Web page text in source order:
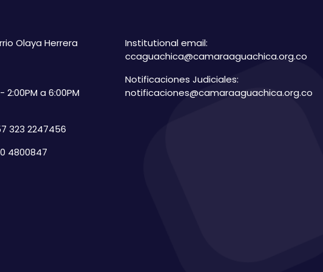
Olaya Herrera
2:00PM a 6:00PM
323 2247456
4800847
Institutional email:
ccaguachica@camaraaguachica.org.co
Notificaciones Judiciales:
notificaciones@camaraaguachica.org.co